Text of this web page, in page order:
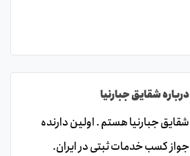
درباره شقایق جبارنیا
شقایق جبارنیا هستم . اولین دارنده
جواز کسب خدمات ثبتی در ایران.